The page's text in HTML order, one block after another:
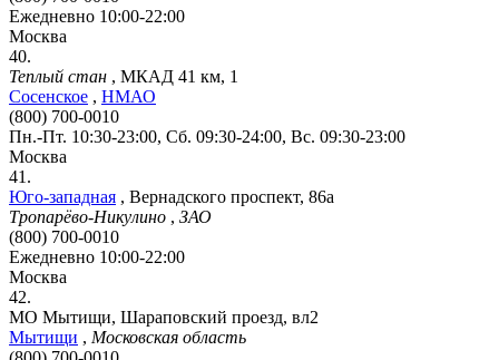
Ежедневно 10:00-22:00
Москва
40.
Теплый стан , МКАД 41 км, 1
Сосенское , НМАО
(800) 700-0010
Пн.-Пт. 10:30-23:00, Сб. 09:30-24:00, Вс. 09:30-23:00
Москва
41.
Юго-западная , Вернадского проспект, 86а
Тропарёво-Никулино , ЗАО
(800) 700-0010
Ежедневно 10:00-22:00
Москва
42.
МО Мытищи, Шараповский проезд, вл2
Мытищи , Московская область